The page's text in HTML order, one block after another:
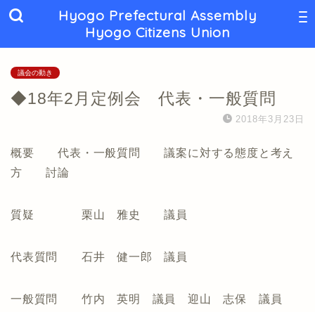
Hyogo Prefectural Assembly
Hyogo Citizens Union
議会の動き
◆18年2月定例会 代表・一般質問
2018年3月23日
概要 代表・一般質問 議案に対する態度と考え
方 討論
質疑 栗山 雅史 議員
代表質問 石井 健一郎 議員
一般質問 竹内 英明 議員 迎山 志保 議員